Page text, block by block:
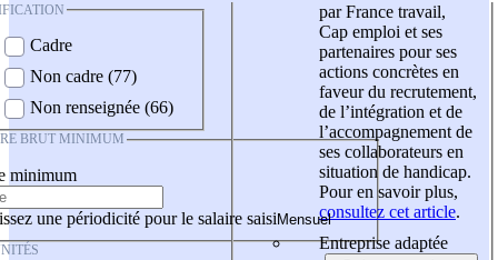
Cadre
Non cadre (77)
Non renseignée (66)
BRUT MINIMUM
minimum
une périodicité pour le salaire saisi
par France travail,
Cap emploi et ses
partenaires pour ses
actions concrètes en
faveur du recrutement,
de l’intégration et de
l’accompagnement de
ses collaborateurs en
situation de handicap.
Pour en savoir plus,
consultez cet article.
Entreprise adaptée